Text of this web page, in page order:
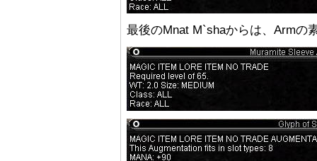
最後のMnat M`shaからは、Armの